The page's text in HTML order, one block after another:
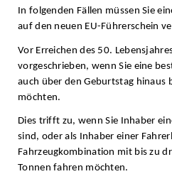
In folgenden Fällen müssen Sie
auf den neuen EU-Führerschein
Vor Erreichen des 50.
vorgeschrieben, wenn Sie eine
auch über den Geburtstag
möchten.
Dies trifft zu, wenn Sie Inhaber
sind, oder als Inhaber einer
Fahrzeugkombination mit bis zu
Tonnen fahren möchten.